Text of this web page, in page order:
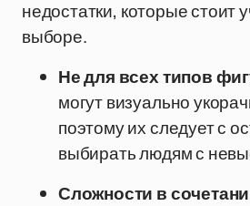
недостатки, которые стоит
выборе.
Не для всех типов
могут визуально
поэтому их следует с
выбирать людям с
Сложности в